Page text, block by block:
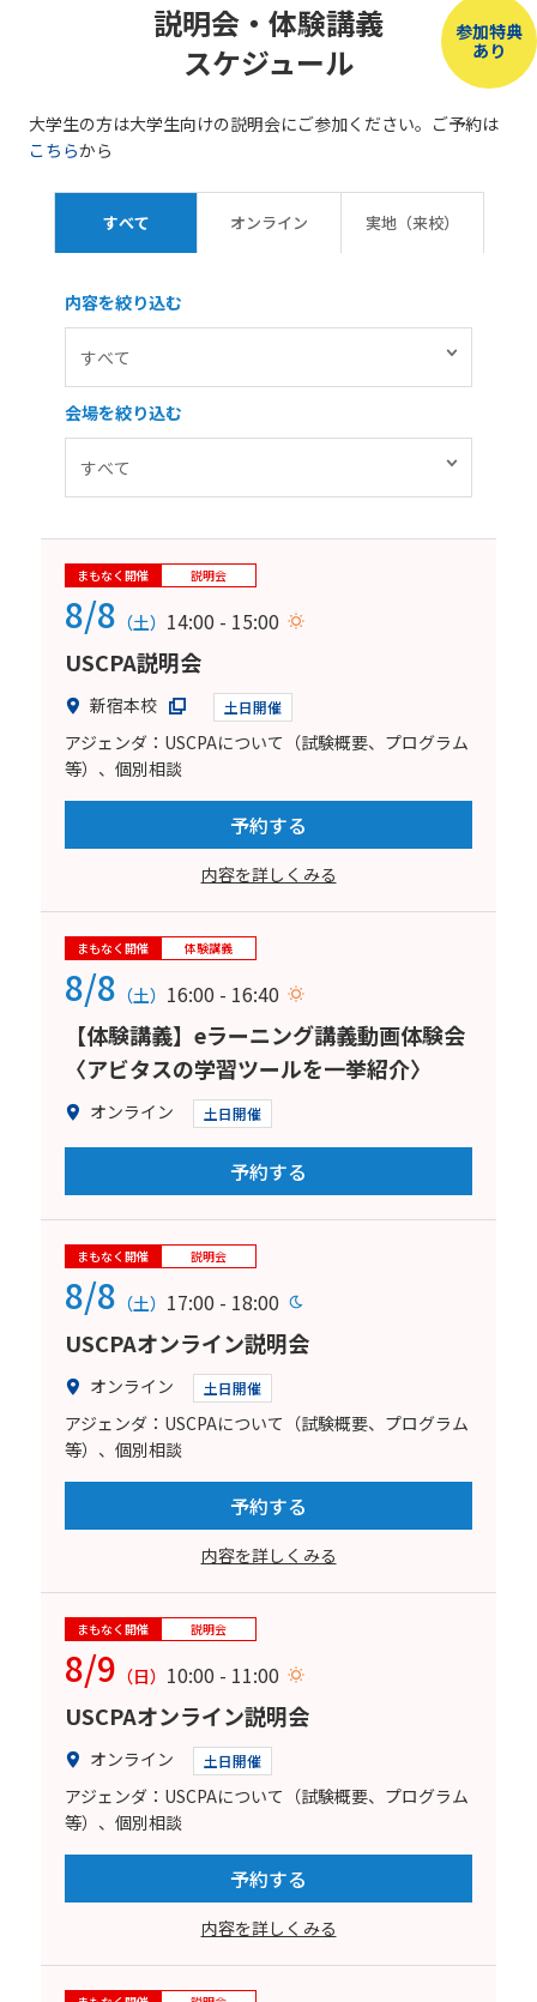
参加特典
あり
説明会・体験講義
スケジュール
大学生の方は大学生向けの説明会にご参加ください。ご予約は
こちらから
すべて オンライン 実地（来校）
内容を絞り込む
会場を絞り込む
まもなく開催 説明会
8/8 （土） 14:00 - 15:00
USCPA説明会
新宿本校 土日開催
アジェンダ：USCPAについて（試験概要、プログラム
等）、個別相談
予約する
内容を詳しくみる
まもなく開催 体験講義
8/8 （土） 16:00 - 16:40
【体験講義】eラーニング講義動画体験会
〈アビタスの学習ツールを一挙紹介〉
オンライン 土日開催
予約する
まもなく開催 説明会
8/8 （土） 17:00 - 18:00
USCPAオンライン説明会
オンライン 土日開催
アジェンダ：USCPAについて（試験概要、プログラム
等）、個別相談
予約する
内容を詳しくみる
まもなく開催 説明会
8/9 （日） 10:00 - 11:00
USCPAオンライン説明会
オンライン 土日開催
アジェンダ：USCPAについて（試験概要、プログラム
等）、個別相談
予約する
内容を詳しくみる